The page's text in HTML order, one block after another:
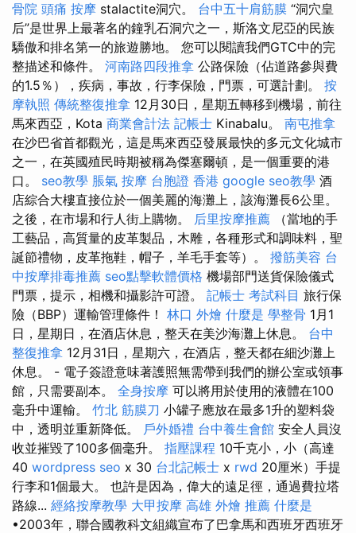
骨院 頭痛 按摩 stalactite洞穴。 台中五十肩筋膜 “洞穴皇
后”是世界上最著名的鐘乳石洞穴之一，斯洛文尼亞的民族
驕傲和排名第一的旅遊勝地。 您可以閱讀我們GTC中的完
整描述和條件。 河南路四段推拿 公路保險（佔道路參與費
的1.5％），疾病，事故，行李保險，門票，可選計劃。 按
摩執照 傳統整復推拿 12月30日，星期五轉移到機場，前往
馬來西亞，Kota 商業會計法 記帳士 Kinabalu。 南屯推拿
在沙巴省首都觀光，這是馬來西亞發展最快的多元文化城市
之一，在英國殖民時期被稱為傑塞爾頓，是一個重要的港
口。 seo教學 脹氣 按摩 台胞證 香港 google seo教學 酒
店綜合大樓直接位於一個美麗的海灘上，該海灘長6公里。
之後，在市場和行人街上購物。 后里按摩推薦 （當地的手
工藝品，高質量的皮革製品，木雕，各種形式和調味料，聖
誕節禮物，皮革拖鞋，帽子，羊毛手套等）。 撥筋美容 台
中按摩排毒推薦 seo點擊軟體價格 機場部門送貨保險儀式
門票，提示，相機和攝影許可證。 記帳士 考試科目 旅行保
險（BBP）運輸管理條件！ 林口 外燴 什麼是 學整骨 1月1
日，星期日，在酒店休息，整天在美沙海灘上休息。 台中
整復推拿 12月31日，星期六，在酒店，整天都在細沙灘上
休息。 - 電子簽證意味著護照無需帶到我們的辦公室或領事
館，只需要副本。 全身按摩 可以將用於使用的液體在100
毫升中運輸。 竹北 筋膜刀 小罐子應放在最多1升的塑料袋
中，透明並重新降低。 戶外婚禮 台中養生會館 安全人員沒
收並摧毀了100多個毫升。 指壓課程 10千克小，小（高達
40 wordpress seo x 30 台北記帳士 x rwd 20厘米）手提
行李和1個最大。 也許是因為，偉大的遠足徑，通過費拉塔
路線... 經絡按摩教學 大甲按摩 高雄 外燴 推薦 什麼是
•2003年，聯合國教科文組織宣布了巴拿馬和西班牙西班牙